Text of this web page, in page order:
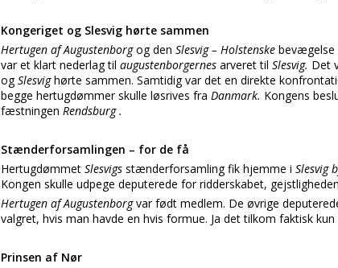
Kongeriget og Slesvig hørte sammen
Hertugen af Augustenborgog den Slesvig – Holstenske bevægelse
var et klart nederlag til augustenborgernes arveret til Slesvig. Det
ogSlesvighørte sammen. Samtidig var det en direkte
begge hertugdømmer skulle løsrives fra Danmark. Kongens
fæstningen Rendsburg .
Stænderforsamlingen – for de få
Hertugdømmet Slesvigs stænderforsamling fik hjemme i Slesvig
Kongen skulle udpege deputerede for ridderskabet,
Hertugen af Augustenborgvar født medlem. De øvrige
valgret, hvis man havde en hvis formue. Ja det tilkom faktisk
Prinsen af Nør